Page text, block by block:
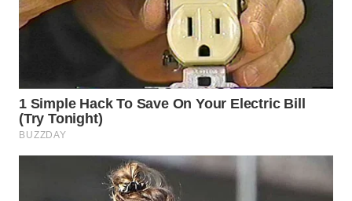
MAJALENGKA
SUBANG
WN